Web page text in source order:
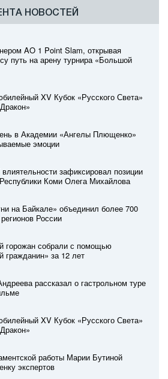
НОВОСТЕЙ
AO 1 Point Slam, открывая
путь на арену турнира «Большой
XV Кубок «Русского Света»
в Академии «Ангелы Плющенко»
эмоции
влиятельности зафиксировал позиции
Коми Олега Михайлова
на Байкале» объединил более 700
России
горожан собрали с помощью
за 12 лет
рассказал о гастрольном туре
XV Кубок «Русского Света»
работы Марии Бутиной
экспертов